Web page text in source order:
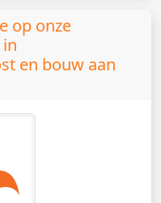
op onze
en bouw aan